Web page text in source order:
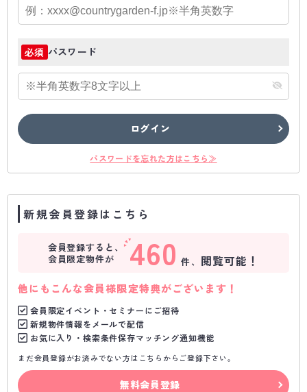
必須 パスワード
ログイン
パスワードを忘れた方はこちら≫
新規会員登録はこちら
会員登録すると、
会員限定物件が
460 件、 閲覧可能！
他にもこんな会員様限定特典がございます！
会員限定イベント・セミナーにご招待
新規物件情報をメールで配信
お気に入り・検索条件保存マッチング通知機能
まだ会員登録がお済みでない方はこちらからご登録下さい。
無料会員登録